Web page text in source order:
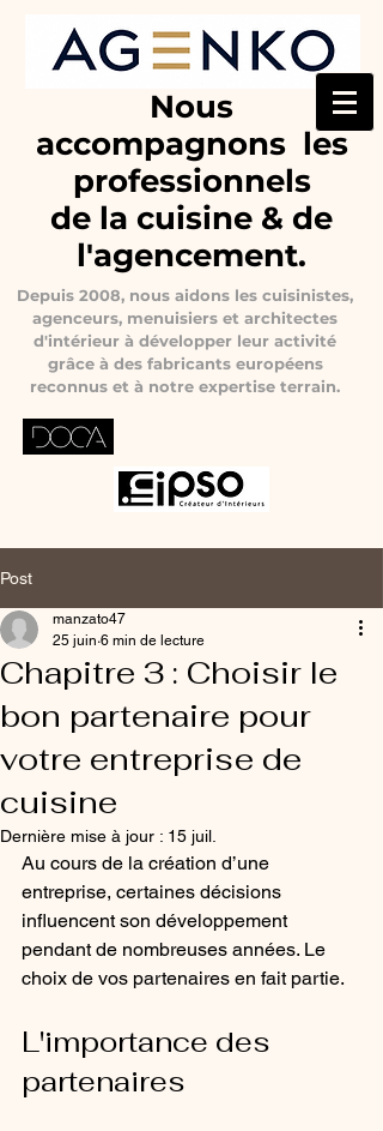
Nous
accompagnons les
professionnels
de la cuisine & de
l'agencement.
Depuis 2008, nous aidons les cuisinistes,
agenceurs, menuisiers et architectes
d'intérieur à développer leur activité
grâce à des fabricants européens
reconnus et à notre expertise terrain.
Post
Chapitre 3 : Choisir le
bon partenaire pour
votre entreprise de
cuisine
manzato47
25 juin 6 min de lecture
Dernière mise à jour : 15 juil.
Au cours de la création d’une
entreprise, certaines décisions
influencent son développement
pendant de nombreuses années. Le
choix de vos partenaires en fait partie.
L'importance des
partenaires